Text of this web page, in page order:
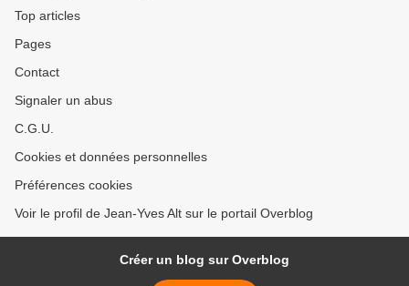
Top articles
Pages
Contact
Signaler un abus
C.G.U.
Cookies et données personnelles
Préférences cookies
Voir le profil de Jean-Yves Alt sur le portail Overblog
Créer un blog sur Overblog